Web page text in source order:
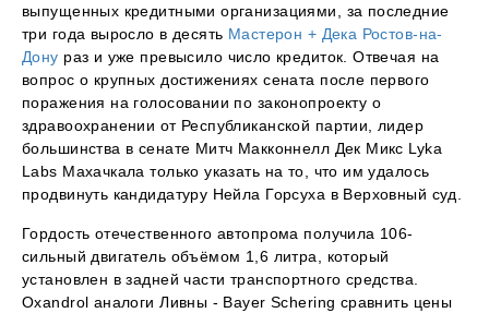
выпущенных кредитными организациями, за последние
три года выросло в десять Мастерон + Дека Ростов-на-
Дону раз и уже превысило число кредиток. Отвечая на
вопрос о крупных достижениях сената после первого
поражения на голосовании по законопроекту о
здравоохранении от Республиканской партии, лидер
большинства в сенате Митч Макконнелл Дек Микс Lyka
Labs Махачкала только указать на то, что им удалось
продвинуть кандидатуру Нейла Горсуха в Верховный суд.
Гордость отечественного автопрома получила 106-
сильный двигатель объёмом 1,6 литра, который
установлен в задней части транспортного средства.
Oxandrol аналоги Ливны - Bayer Schering сравнить цены